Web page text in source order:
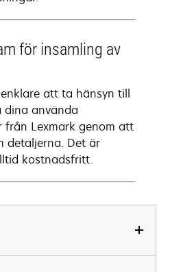
för insamling av
att ta hänsyn till
dina använda
Lexmark genom att
detaljerna. Det är
kostnadsfritt.